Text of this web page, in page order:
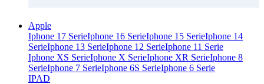
Apple
Iphone 17 SerieIphone 16 SerieIphone 15 SerieIphone 14
SerieIphone 13 SerieIphone 12 SerieIphone 11 Serie
Iphone XS SerieIphone X SerieIphone XR SerieIphone 8
SerieIphone 7 SerieIphone 6S SerieIphone 6 Serie
IPAD